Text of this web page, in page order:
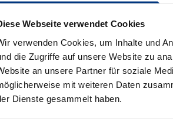
Webseite verwendet Cookies
verwenden Cookies, um Inhalte und
die Zugriffe auf unsere Website zu
an unsere Partner für soziale
mit weiteren Daten
Dienste gesammelt haben.